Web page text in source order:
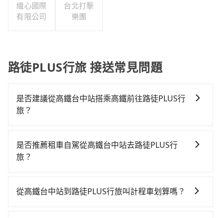
織心國際
有限公司
台北打擊
樂團
路徒PLUS行旅 接送常見問題
是否建議從高鐵台中站搭乘高鐵前往路徒PLUS行
旅？
舒適、省時、較貴！從最早06:05一直到23:03，台中-台
北一天最多有105班次高鐵可搭乘。假設從高鐵台中站
均57分）的高鐵從台中站前往台北高鐵站，每人票價
是否推薦租車自駕從高鐵台中站去路徒PLUS行
旅？
時不需要閉目養神（因為要自己開車），最重要的是你
從高鐵台中站到路徒PLUS行旅叫計程車划算嗎？